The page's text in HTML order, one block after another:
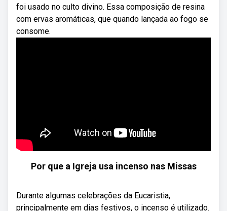
foi usado no culto divino. Essa composição de resina
com ervas aromáticas, que quando lançada ao fogo se
consome.
Por que a Igreja usa incenso nas Missas
Durante algumas celebrações da Eucaristia,
principalmente em dias festivos, o incenso é utilizado.